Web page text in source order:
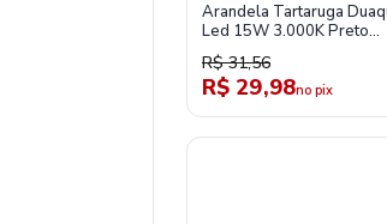
Arandela Tartaruga
Led 15W 3.000K Preto
Tl015323
R$ 31,56
R$ 29,98no pix